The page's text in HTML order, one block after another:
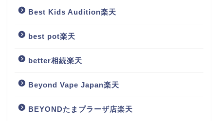
Best Kids Audition楽天
best pot楽天
better相続楽天
Beyond Vape Japan楽天
BEYONDたまプラーザ店楽天